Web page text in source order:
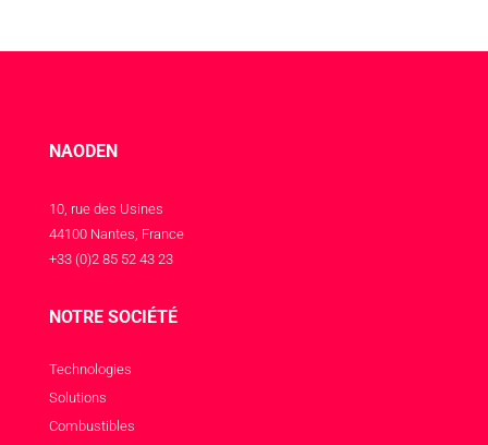
NAODEN
10, rue des Usines
44100 Nantes, France
+33 (0)2 85 52 43 23
NOTRE SOCIÉTÉ
Technologies
Solutions
Combustibles